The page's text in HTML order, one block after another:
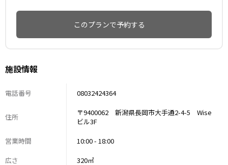
このプランで予約する
施設情報
電話番号 08032424364
住所
〒9400062 新潟県長岡市大手通2-4-5 Wise
ビル3F
営業時間
10:00 - 18:00
広さ
320㎡